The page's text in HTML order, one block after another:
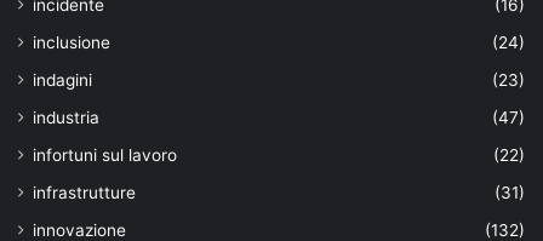
incidente
(16)
inclusione
(24)
indagini
(23)
industria
(47)
infortuni sul lavoro
(22)
infrastrutture
(31)
innovazione
(132)